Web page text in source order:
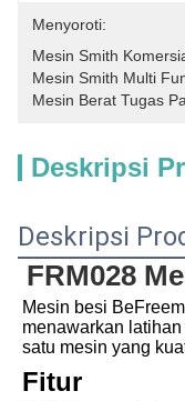
Menyoroti:
Mesin Smith
Mesin Smith Multi
Mesin Berat Tugas
Deskripsi
Deskripsi
FRM028
Mesin besi
menawarkan
satu mesin yang
Fitur